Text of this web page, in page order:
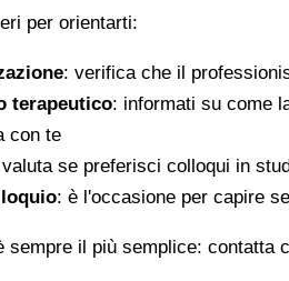
per orientarti:
: verifica che il
terapeutico: informati su come
con te
se preferisci colloqui in
: è l'occasione per capire
sempre il più semplice: contatta